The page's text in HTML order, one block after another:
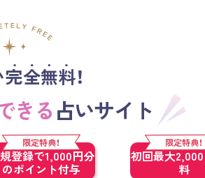
全無料！
きる占いサイト
限定特典！
登録で1,000円分
のポイント付与
限定特典！
初回最大
料